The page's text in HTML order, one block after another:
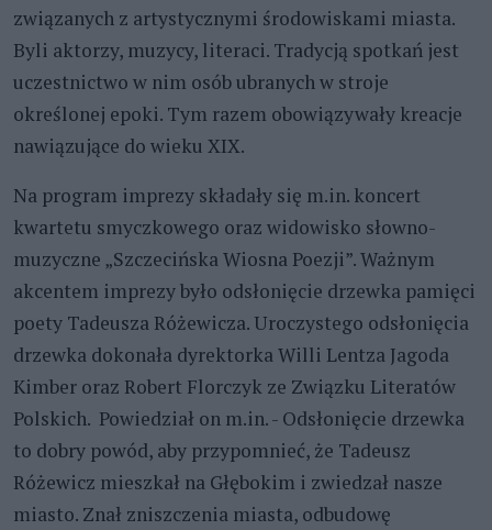
związanych z artystycznymi środowiskami miasta.
Byli aktorzy, muzycy, literaci. Tradycją spotkań jest
uczestnictwo w nim osób ubranych w stroje
określonej epoki. Tym razem obowiązywały kreacje
nawiązujące do wieku XIX.
Na program imprezy składały się m.in. koncert
kwartetu smyczkowego oraz widowisko słowno-
muzyczne „Szczecińska Wiosna Poezji”. Ważnym
akcentem imprezy było odsłonięcie drzewka pamięci
poety Tadeusza Różewicza. Uroczystego odsłonięcia
drzewka dokonała dyrektorka Willi Lentza Jagoda
Kimber oraz Robert Florczyk ze Związku Literatów
Polskich. Powiedział on m.in. - Odsłonięcie drzewka
to dobry powód, aby przypomnieć, że Tadeusz
Różewicz mieszkał na Głębokim i zwiedzał nasze
miasto. Znał zniszczenia miasta, odbudowę